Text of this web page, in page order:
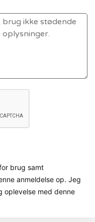
brug samt
anmeldelse op. Jeg
oplevelse med denne